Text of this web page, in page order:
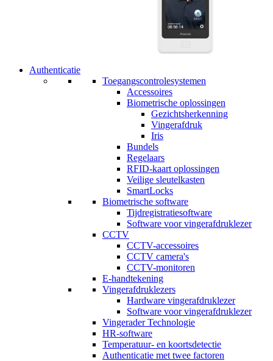
Authenticatie
Toegangscontrolesystemen
Accessoires
Biometrische oplossingen
Gezichtsherkenning
Vingerafdruk
Iris
Bundels
Regelaars
RFID-kaart oplossingen
Veilige sleutelkasten
SmartLocks
Biometrische software
Tijdregistratiesoftware
Software voor vingerafdruklezer
CCTV
CCTV-accessoires
CCTV camera's
CCTV-monitoren
E-handtekening
Vingerafdruklezers
Hardware vingerafdruklezer
Software voor vingerafdruklezer
Vingerader Technologie
HR-software
Temperatuur- en koortsdetectie
Authenticatie met twee factoren